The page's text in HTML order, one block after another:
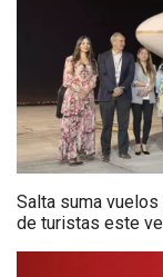
Salta suma
de turistas este